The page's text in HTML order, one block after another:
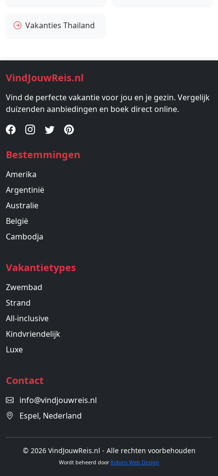
Vakanties Thailand
VindJouwReis.nl
Vind de perfecte vakantie voor jou en je gezin. Vergelijk
duizenden aanbiedingen en boek direct online.
Bestemmingen
Amerika
Argentinië
Australie
België
Cambodja
Vakantietypes
Zwembad
Strand
All-inclusive
Kindvriendelijk
Luxe
Contact
info@vindjouwreis.nl
Espel, Nederland
© 2026 VindJouwReis.nl - Alle rechten voorbehouden
Wordt beheerd door Robins Web Design